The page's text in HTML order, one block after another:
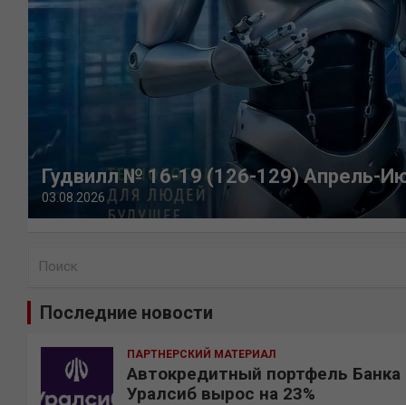
Гудвилл № 16-19 (126-129) Апрель-
03.08.2026
Последние новости
ПАРТНЕРСКИЙ МАТЕРИАЛ
Автокредитный портфель Банка
Уралсиб вырос на 23%